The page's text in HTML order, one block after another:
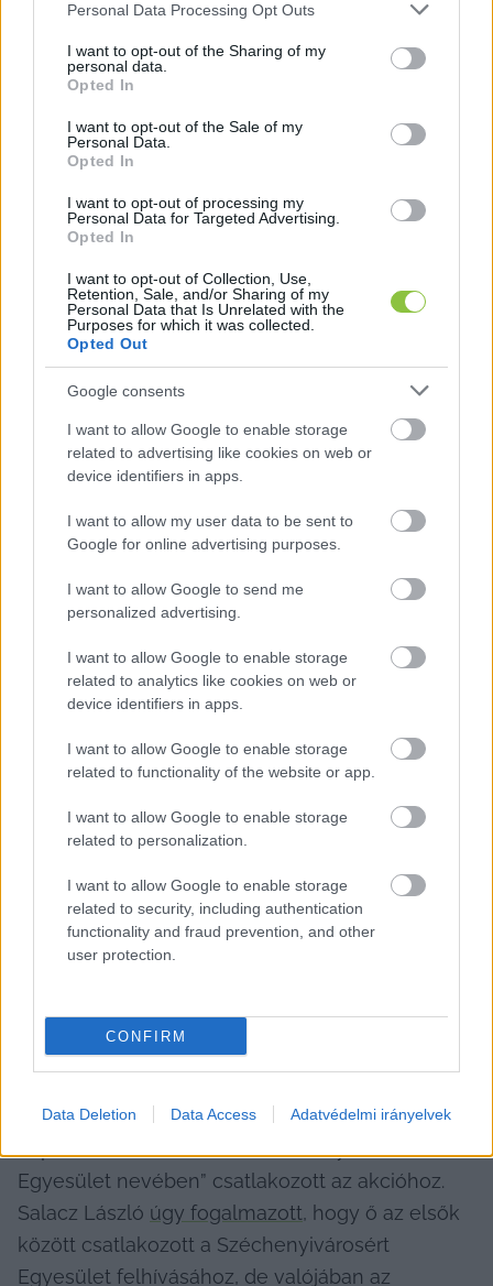
Please note that this website/app uses one or more Google
not limited to your visit or usage behaviour. You may click to
grant or deny consent to Google and its third-party tags to
use your data for below specified purposes in below Google
consent section.
Personal Data Processing Opt Outs
I want to opt-out of the Sharing of my
personal data.
Opted In
I want to opt-out of the Sale of my
Personal Data.
Opted In
I want to opt-out of processing my
Personal Data for Targeted Advertising.
Opted In
I want to opt-out of Collection, Use,
Retention, Sale, and/or Sharing of my
Personal Data that Is Unrelated with the
Purposes for which it was collected.
Opted Out
Google consents
I want to allow Google to enable storage
related to advertising like cookies on web or
device identifiers in apps.
I want to allow my user data to be sent to
Google for online advertising purposes.
I want to allow Google to send me
personalized advertising.
I want to allow Google to enable storage
related to analytics like cookies on web or
device identifiers in apps.
I want to allow Google to enable storage
related to functionality of the website or app.
I want to allow Google to enable storage
related to personalization.
I want to allow Google to enable storage
related to security, including authentication
functionality and fraud prevention, and other
user protection.
CONFIRM
Data Deletion Data Access Adatvédelmi irányelvek
figyelmet.
Az 52-es főút felújítását még 2022 nyarán, az
ukrajnai háború költségeire hivatkozva
alapján – együttműködve térségünk országgyűlési
képviselőivel – közösen kérelmezzük az Építési és
felújításának mihamarabbi folytatását”
közölte
szerkesztőségünkkel.
Az aláírásgyűjtésnek Kecskeméten is számos
érdekessége volt: Laczkó-Zsámboki Angéla
egy politikamentes ügy, ezért nem
Egyesület nevében” csatlakozott az akcióhoz.
Salacz László úgy fogalmazott, hogy ő az elsők
között csatlakozott a Széchenyivárosért
Egyesület felhívásához, de valójában az